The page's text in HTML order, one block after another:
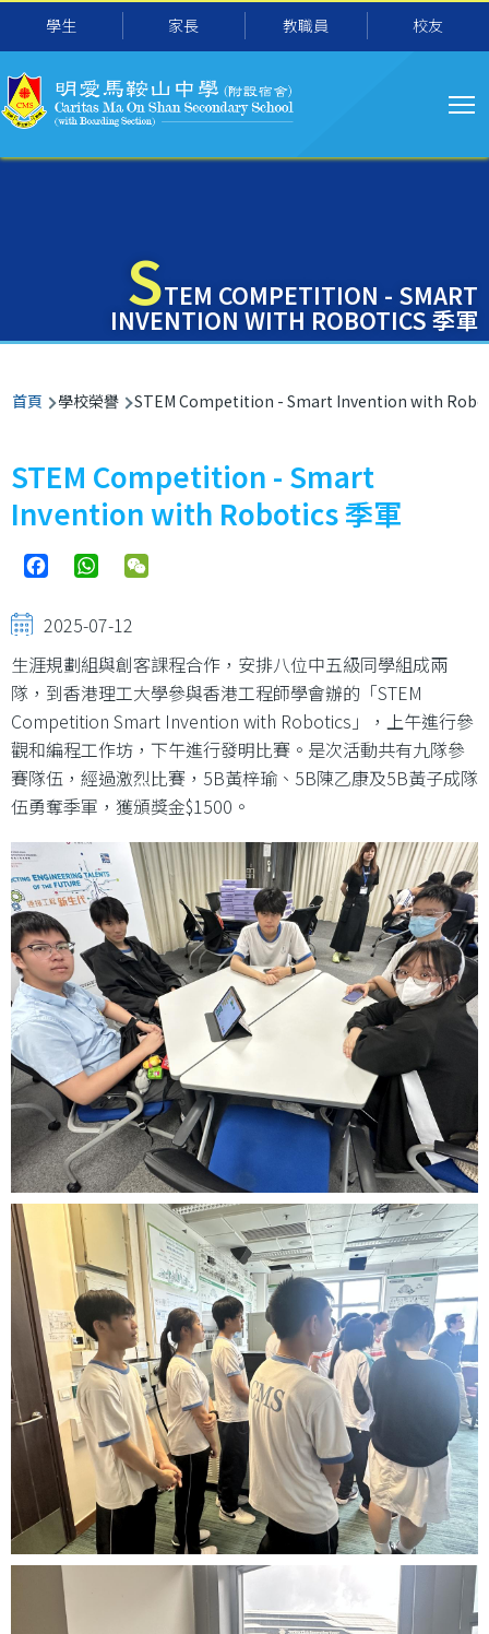
移至主內容
學生 家長 教職員 校友
导
航
STEM COMPETITION - SMART
INVENTION WITH ROBOTICS 季軍
導
航
連
結
首頁 學校榮譽 STEM Competition - Smart Invention with
STEM Competition - Smart
Invention with Robotics 季軍
FacebookWhatsApp
2025-07-12
生涯規劃組與創客課程合作，安排八位中五級同學組成兩
隊，到香港理工大學參與香港工程師學會辦的「STEM
Competition Smart Invention with Robotics」，上午進行參
觀和編程工作坊，下午進行發明比賽。是次活動共有九隊參
賽隊伍，經過激烈比賽，5B黃梓瑜、5B陳乙康及5B黃子成隊
伍勇奪季軍，獲頒獎金$1500。